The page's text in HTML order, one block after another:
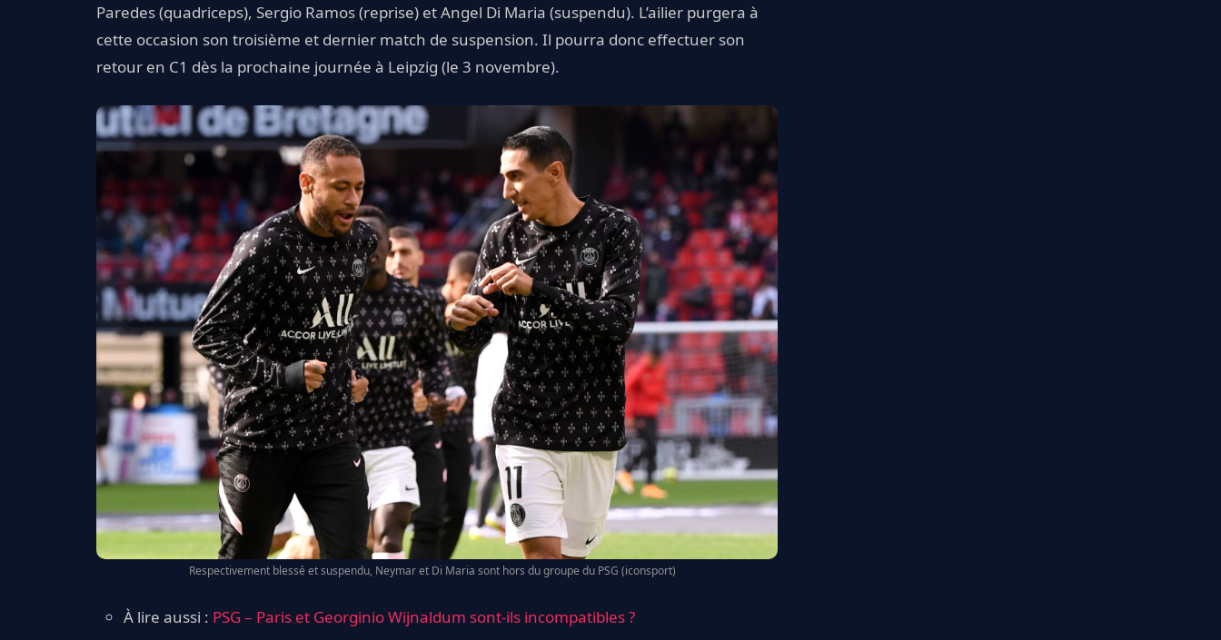
Paredes (quadriceps), Sergio Ramos (reprise) et Angel Di Maria (suspendu). L’ailier purgera à
cette occasion son troisième et dernier match de suspension. Il pourra donc effectuer son
retour en C1 dès la prochaine journée à Leipzig (le 3 novembre).
Respectivement blessé et suspendu, Neymar et Di Maria sont hors du groupe du PSG (iconsport)
À lire aussi : PSG – Paris et Georginio Wijnaldum sont-ils incompatibles ?